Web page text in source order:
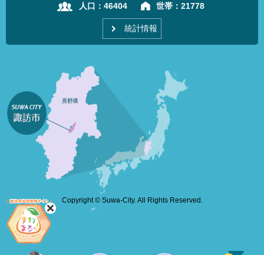
人口： 46404 世帯： 21778
統計情報
Copyright © Suwa-City. All Rights Reserved.